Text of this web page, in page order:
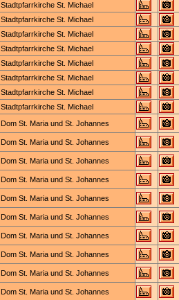
Stadtpfarrkirche St. Michael
Stadtpfarrkirche St. Michael
Stadtpfarrkirche St. Michael
Stadtpfarrkirche St. Michael
Stadtpfarrkirche St. Michael
Stadtpfarrkirche St. Michael
Stadtpfarrkirche St. Michael
Stadtpfarrkirche St. Michael
Dom St. Maria und St. Johannes
Dom St. Maria und St. Johannes
Dom St. Maria und St. Johannes
Dom St. Maria und St. Johannes
Dom St. Maria und St. Johannes
Dom St. Maria und St. Johannes
Dom St. Maria und St. Johannes
Dom St. Maria und St. Johannes
Dom St. Maria und St. Johannes
Dom St. Maria und St. Johannes